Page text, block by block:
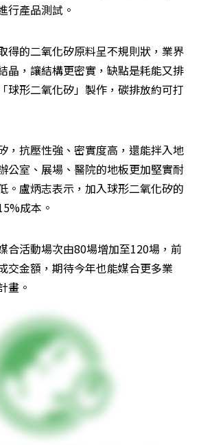
行產品測試。
得的二氧化矽原料呈不規則狀，業界
晶，讓結構更密實，缺點是耗能又排
球形二氧化矽」製作，碳排放約可打
，抗壓性強、密實度高，還能拌入地
公室、展場、醫院的地板更加堅實耐
。盧炳志表示，加入球形二氧化矽的
成本。
合活動場次由80場增加至120場，前
交金額，期待今年也能媒合更多業
畫。